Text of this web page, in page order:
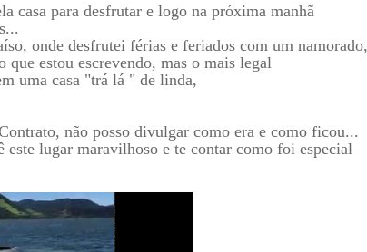
casa para desfrutar e logo na próxima manhã
onde desfrutei férias e feriados com um namorado,
que estou escrevendo, mas o mais legal
uma casa "trá lá " de linda,
não posso divulgar como era e como ficou...
lugar maravilhoso e te contar como foi especial